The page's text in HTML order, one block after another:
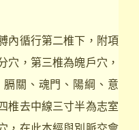
循行第二椎下，附項
穴，第三椎為魄戶穴，
關、魂門、陽綱、意
椎去中線三寸半為志室